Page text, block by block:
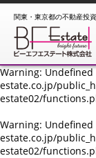
Warning:
estate.co.jp/
estate02/
Warning:
estate.co.jp/
estate02/
Warning:
estate.co.jp/
estate02/
関東・東京都の不動産投